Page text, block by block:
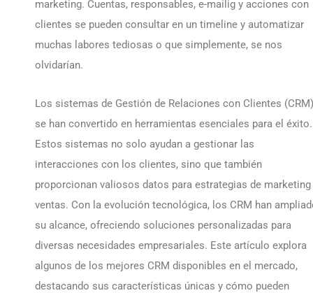
marketing. Cuentas, responsables, e-mailig y acciones con
clientes se pueden consultar en un timeline y automatizar
muchas labores tediosas o que simplemente, se nos
olvidarían.
Los sistemas de Gestión de Relaciones con Clientes (CRM)
se han convertido en herramientas esenciales para el éxito.
Estos sistemas no solo ayudan a gestionar las
interacciones con los clientes, sino que también
proporcionan valiosos datos para estrategias de marketing
ventas. Con la evolución tecnológica, los CRM han
su alcance, ofreciendo soluciones personalizadas para
diversas necesidades empresariales. Este artículo explora
algunos de los mejores CRM disponibles en el mercado,
destacando sus características únicas y cómo pueden